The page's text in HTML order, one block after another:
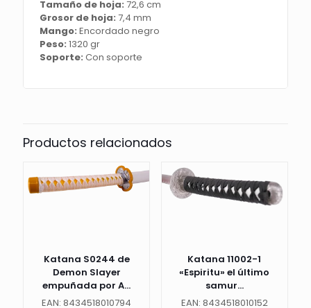
negro,
vaina
negra
mango
con
de
polipiel
raya
Tamaño de hoja: 72,6 cm
Grosor de hoja: 7,4 mm
Mango: Encordado negro
Peso:1320 gr
Soporte: Con soporte
Productos relacionados
Katana S0244 de
Demon Slayer
empuñada por A...
EAN: 8434518010794
Katana 11002-1
«Espiritu» el último
samur...
EAN: 8434518010152